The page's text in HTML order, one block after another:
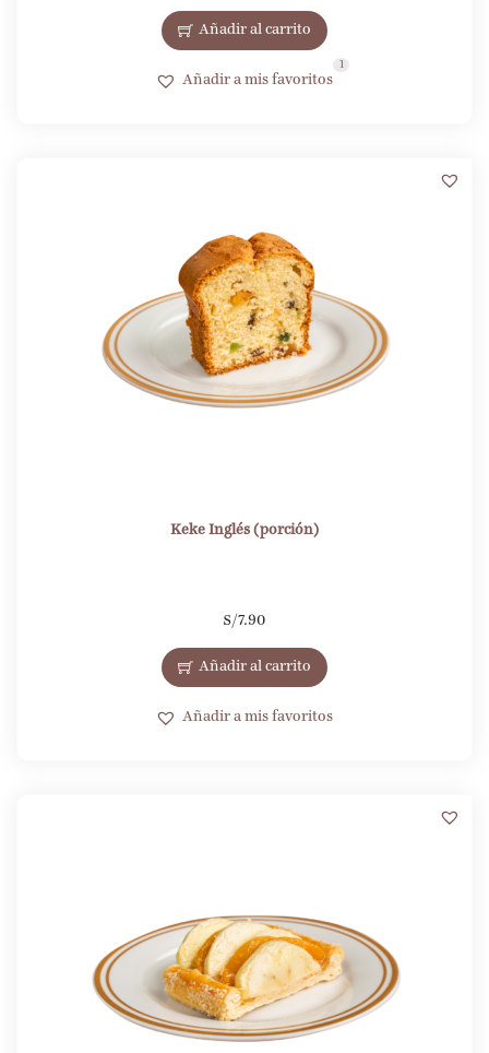
Añadir al carrito
Añadir a mis favoritos
1
Keke Inglés (porción)
S/7.90
Añadir al carrito
Añadir a mis favoritos